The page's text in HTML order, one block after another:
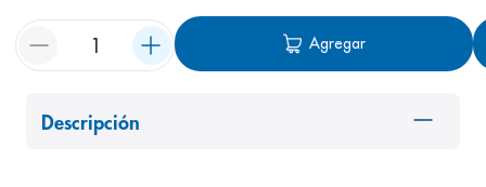
Agregar
Descripción
6. shampoo